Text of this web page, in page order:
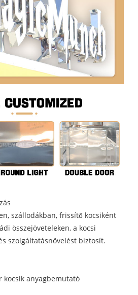
szállodákban, frissítő kocsiként
összejöveteleken, a kocsi
szolgáltatásnövelést biztosít.
anyagbemutató